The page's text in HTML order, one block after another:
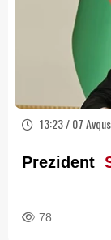
13:23 / 07
Prezident
78